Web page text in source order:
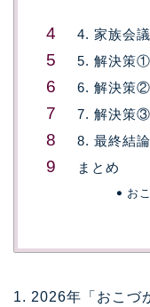
4. 家族会
5. 解決策①
6. 解決策②
7. 解決策③
8. 最終結
まとめ
お
1. 2026年「おこづ